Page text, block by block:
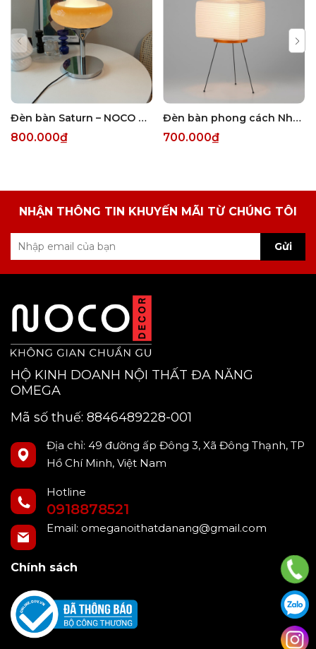
Đèn bàn Saturn – NOCO Decor
800.000₫
Đèn bàn phong cách Nhật – NOCO Decor
700.000₫
NHẬN THÔNG TIN KHUYẾN MÃI TỪ CHÚNG TÔI
Gửi
HỘ KINH DOANH NỘI THẤT ĐA NĂNG
OMEGA
Mã số thuế: 8846489228-001
Địa chỉ: 49 đường ấp Đông 3, Xã Đông Thạnh, TP
Hồ Chí Minh, Việt Nam
Hotline
0918878521
Email: omeganoithatdanang@gmail.com
Chính sách